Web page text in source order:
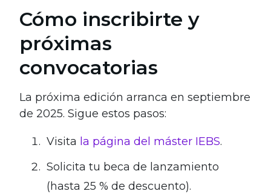
Cómo inscribirte y
próximas
convocatorias
La próxima edición arranca en septiembre
de 2025. Sigue estos pasos:
Visita la página del máster IEBS.
Solicita tu beca de lanzamiento
(hasta 25 % de descuento).